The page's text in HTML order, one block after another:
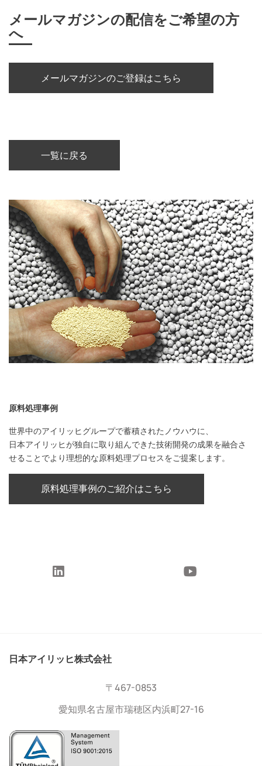
メールマガジンの配信をご希望の方
へ
メールマガジンのご登録はこちら
一覧に戻る
原料処理事例
世界中のアイリッヒグループで蓄積されたノウハウに、
日本アイリッヒが独自に取り組んできた技術開発の成果を融合さ
せることでより理想的な原料処理プロセスをご提案します。
原料処理事例のご紹介はこちら
日本アイリッヒ株式会社
〒467-0853
愛知県名古屋市瑞穂区内浜町27-16